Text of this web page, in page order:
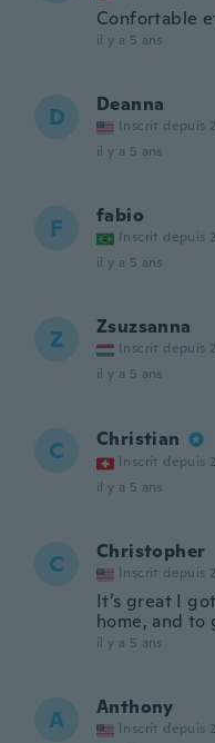
Confortable
il y a 5 ans
D Deanna
Inscrit depuis
il y a 5 ans
F fabio
Inscrit depuis
il y a 5 ans
Z Zsuzsanna
Inscrit depuis
il y a 5 ans
C Christian
Inscrit depuis
il y a 5 ans
C Christopher
Inscrit depuis
It’s great I
home, and
il y a 5 ans
A Anthony
Inscrit depuis